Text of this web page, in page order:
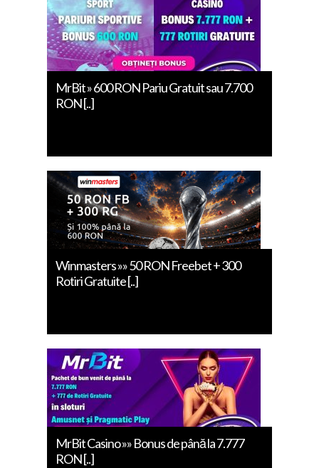
MrBit » 600 RON Pariu Gratuit sau 7.700
RON [..]
Winmasters »» 50 RON Freebet + 300
Rotiri Gratuite [..]
MrBit Casino »» Bonus de până la 7.777
RON [..]